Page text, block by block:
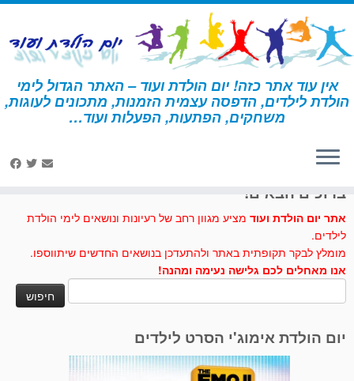
דלג
לתוכן
אין עוד אתר כזה! יום הולדת ועוד – האתר הגדול לימי
הולדת לילדים, הדפסה עצמית הזמנות, מתכונים לעוגות,
משחקים, הפתעות, הפעלות ועוד… דף הבית » שלטי גיבורים
ברוכים הבאים!
אתר יום הולדת ועוד מציע מגוון רחב של רעיונות ונושאים לימי הולדת
לילדים.
מומלץ לבקר תקופתית באתר ולהתעדכן בנושאים החדשים שיתווספו.
אנו מאחלים לכם גלישה נעימה ומהנה!
יום הולדת אימוג'י הסרט לילדים